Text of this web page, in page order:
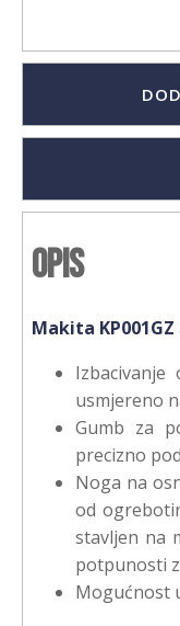
Opis
Makita KP001GZ
usmjereno
Gumb za
precizno
Noga na
od
stavljen na
potpunosti
Mogućnost